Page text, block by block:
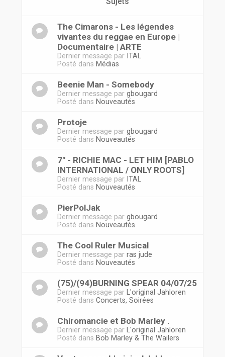
The Cimarons - Les légendes
vivantes du reggae en Europe |
Documentaire | ARTE
Dernier message par ITAL
Posté dans Médias
Beenie Man - Somebody
Dernier message par gbougard
Posté dans Nouveautés
Protoje
Dernier message par gbougard
Posté dans Nouveautés
7" - RICHIE MAC - LET HIM [PABLO
INTERNATIONAL / ONLY ROOTS]
Dernier message par ITAL
Posté dans Nouveautés
PierPolJak
Dernier message par gbougard
Posté dans Nouveautés
The Cool Ruler Musical
Dernier message par ras jude
Posté dans Nouveautés
(75)/(94)BURNING SPEAR 04/07/25
Dernier message par
L'original Jahloren
Posté dans Concerts, Soirées
Chiromancie et Bob Marley .
Dernier message par
L'original Jahloren
Posté dans Bob Marley & The Wailers